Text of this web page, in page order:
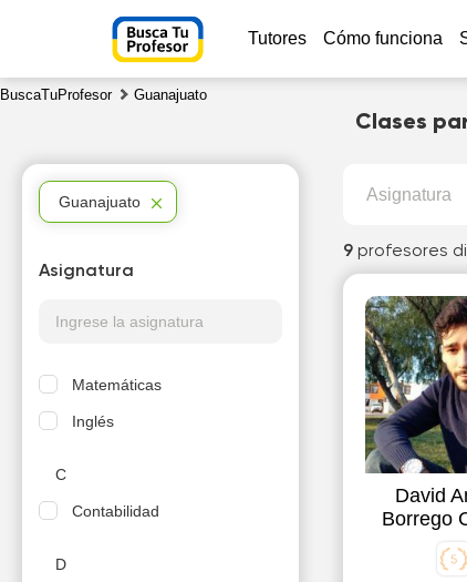
Tutores Cómo funciona
BuscaTuProfesor Guanajuato
Clases
Asignatura
9 profesores
David
Borrego
Guanajuato
Asignatura
Matemáticas
Inglés
C
Contabilidad
D